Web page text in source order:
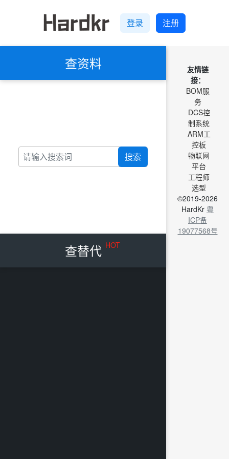
登录 注册
查资料
搜索
查替代 HOT
友情链
接：
BOM服
务
DCS控
制系统
ARM工
控板
物联网
平台
工程师
选型
©2019-2026
HardKr 粤
ICP备
19077568号